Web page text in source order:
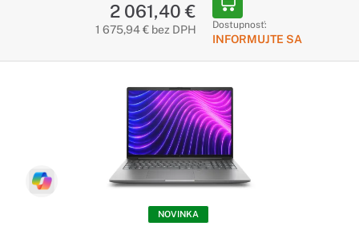
2 061,40 €
1 675,94 € bez DPH Dostupnosť:
INFORMUJTE SA
NOVINKA